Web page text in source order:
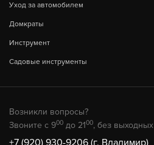
Уход за автомобилем
Домкраты
Инструмент
Садовые инструменты
Возникли вопросы?
Звоните с 900 до 2100, без выходных
+7 (920) 930-9206 (г. Владимир)